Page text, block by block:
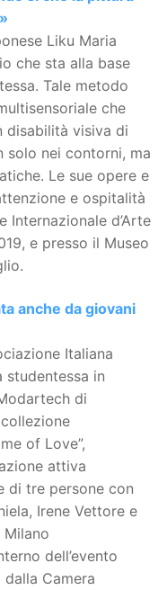
Liku Maria
che sta alla base
Tale metodo
che
disabilità visiva di
solo nei contorni, ma
Le sue opere e
e ospitalità
Internazionale d’Arte
e presso il Museo
anche da giovani
Italiana
studentessa in
di
of Love”,
attiva
di tre persone con
Irene Vettore e
dell’evento
dalla Camera